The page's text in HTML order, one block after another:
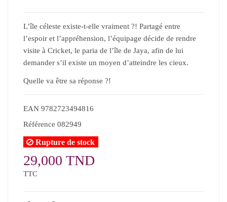
L’île céleste existe-t-elle vraiment ?! Partagé entre
l’espoir et l’appréhension, l’équipage décide de rendre
visite à Cricket, le paria de l’île de Jaya, afin de lui
demander s’il existe un moyen d’atteindre les cieux.
Quelle va être sa réponse ?!
EAN 9782723494816
Référence 082949
Rupture de stock
29,000 TND
TTC